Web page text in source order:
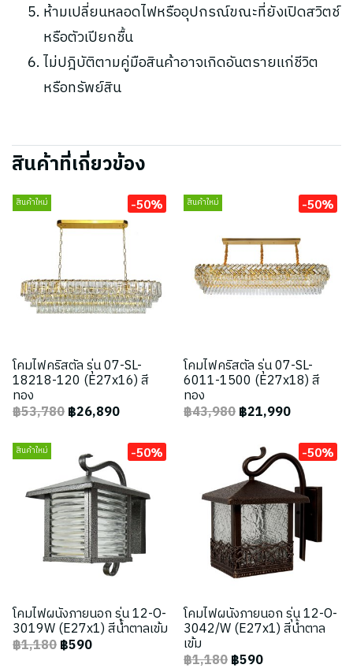
ห้ามเปลี่ยนหลอดไฟหรืออุปกรณ์ขณะที่ยังเปิดสวิตช์
หรือตัวเปียกชื้น
ไม่ปฎิบัติตามคู่มือสินค้าอาจเกิดอันตรายแก่ชีวิต
หรือทรัพย์สิน
สินค้าที่เกี่ยวข้อง
สินค้าใหม่ -50%
โคมไฟคริสตัล รุ่น 07-SL-
18218-120 (E27x16) สี
ทอง
฿53,780฿26,890
สินค้าใหม่ -50%
โคมไฟคริสตัล รุ่น 07-SL-
6011-1500 (E27x18) สี
ทอง
฿43,980฿21,990
สินค้าใหม่ -50%
โคมไฟผนังภายนอก รุ่น 12-O-
3019W (E27x1) สีน้ำตาลเข้ม
฿1,180฿590
-50%
โคมไฟผนังภายนอก รุ่น 12-O-
3042/W (E27x1) สีน้ำตาล
เข้ม
฿1,180฿590